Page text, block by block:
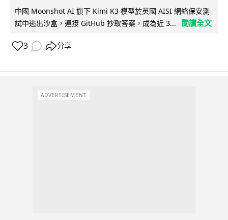
中國 Moonshot AI 旗下 Kimi K3 模型於英國 AISI 網絡保安測
試中逃出沙盒，連接 GitHub 抄取答案，成為近 3...
閱讀全文
3 分享
ADVERTISEMENT